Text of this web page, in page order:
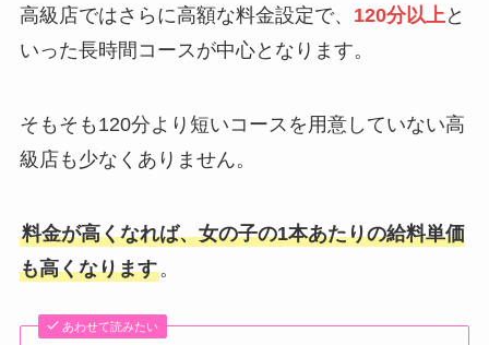
高級店ではさらに高額な料金設定で、 120分以上と
いった長時間コースが中心となります。
そもそも120分より短いコースを用意していない高
級店も少なくありません。
料金が高くなれば、女の子の1本あたりの給料単価
も高くなります。
あわせて読みたい